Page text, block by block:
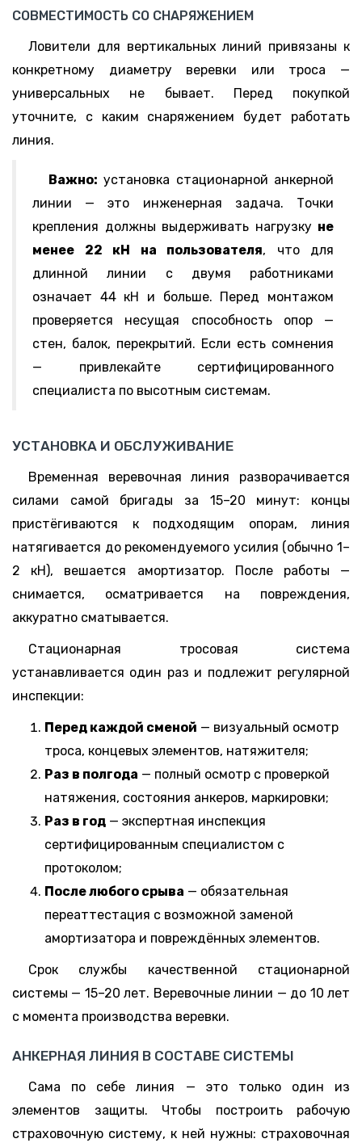
СОВМЕСТИМОСТЬ СО СНАРЯЖЕНИЕМ
Ловители для вертикальных линий привязаны к
конкретному диаметру веревки или троса —
универсальных не бывает. Перед покупкой
уточните, с каким снаряжением будет работать
линия.
Важно: установка стационарной анкерной
линии — это инженерная задача. Точки
крепления должны выдерживать нагрузку не
менее 22 кН на пользователя, что для
длинной линии с двумя работниками
означает 44 кН и больше. Перед монтажом
проверяется несущая способность опор —
стен, балок, перекрытий. Если есть сомнения
— привлекайте сертифицированного
специалиста по высотным системам.
УСТАНОВКА И ОБСЛУЖИВАНИЕ
Временная веревочная линия разворачивается
силами самой бригады за 15–20 минут: концы
пристёгиваются к подходящим опорам, линия
натягивается до рекомендуемого усилия (обычно 1–
2 кН), вешается амортизатор. После работы —
снимается, осматривается на повреждения,
аккуратно сматывается.
Стационарная тросовая система
устанавливается один раз и подлежит регулярной
инспекции:
Перед каждой сменой — визуальный осмотр
троса, концевых элементов, натяжителя;
Раз в полгода — полный осмотр с проверкой
натяжения, состояния анкеров, маркировки;
Раз в год — экспертная инспекция
сертифицированным специалистом с
протоколом;
После любого срыва — обязательная
переаттестация с возможной заменой
амортизатора и повреждённых элементов.
Срок службы качественной стационарной
системы — 15–20 лет. Веревочные линии — до 10 лет
с момента производства веревки.
АНКЕРНАЯ ЛИНИЯ В СОСТАВЕ СИСТЕМЫ
Сама по себе линия — это только один из
элементов защиты. Чтобы построить рабочую
страховочную систему, к ней нужны: страховочная